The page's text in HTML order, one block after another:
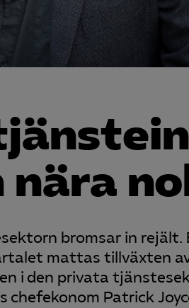
bromsar in rejält.
mattas tillväxten
i den privata
chefekonom Patrick